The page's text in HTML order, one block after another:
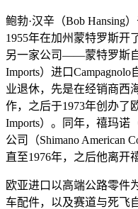
鲍勃·汉辛（Bob Hansing
1955年在加州蒙特罗斯开
另一家公司——蒙特罗斯
Imports）进口
业退休，先是在经销商西
作，之后于1973年创办了
Imports）。同年，禧玛诺
公司（Shimano American
直至1976年，之后他离开
欧亚进口以高端公路零件
车配件，以及赛道与死飞